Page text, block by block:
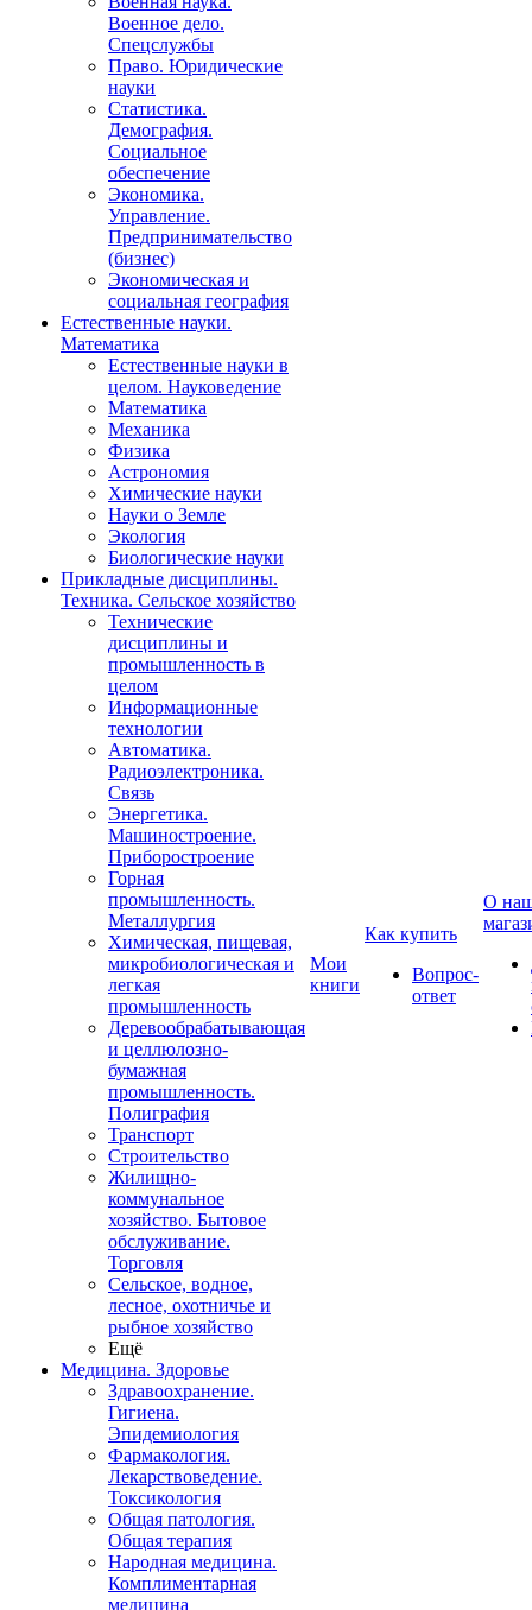
Военное дело.
Спецслужбы
Право. Юридические
науки
Статистика.
Демография.
Социальное
обеспечение
Экономика.
Управление.
Предпринимательство
(бизнес)
Экономическая и
социальная география
Естественные науки.
Математика
Естественные науки в
целом. Науковедение
Математика
Механика
Физика
Астрономия
Химические науки
Науки о Земле
Экология
Биологические науки
Прикладные дисциплины.
Техника. Сельское хозяйство
Технические
дисциплины и
промышленность в
целом
Информационные
технологии
Автоматика.
Радиоэлектроника.
Связь
Энергетика.
Машиностроение.
Приборостроение
Горная
промышленность.
Металлургия
Химическая, пищевая,
микробиологическая и
легкая
промышленность
Деревообрабатывающая
и целлюлозно-
бумажная
промышленность.
Полиграфия
Транспорт
Строительство
Жилищно-
коммунальное
хозяйство. Бытовое
обслуживание.
Торговля
Сельское, водное,
лесное, охотничье и
рыбное хозяйство
Ещё
Медицина. Здоровье
Здравоохранение.
Гигиена.
Эпидемиология
Фармакология.
Лекарствоведение.
Токсикология
Общая патология.
Общая терапия
Народная медицина.
Комплиментарная
медицина
Мои
книги
Как купить
Вопрос-
ответ
О